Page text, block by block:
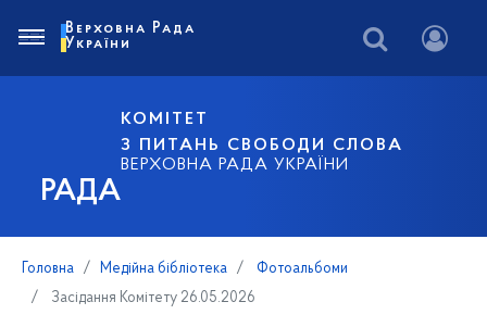
РАДА
КОМІТЕТ
З ПИТАНЬ СВОБОДИ СЛОВА
ВЕРХОВНА РАДА УКРАЇНИ
Верховна Рада
України
Головна Медійна бібліотека
Фотоальбоми
Засідання Комітету 26.05.2026